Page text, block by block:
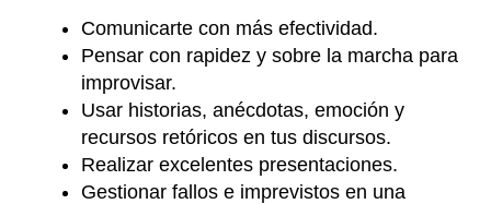
Comunicarte con más efectividad.
Pensar con rapidez y sobre la marcha para
improvisar.
Usar historias, anécdotas, emoción y
recursos retóricos en tus discursos.
Realizar excelentes presentaciones.
Gestionar fallos e imprevistos en una